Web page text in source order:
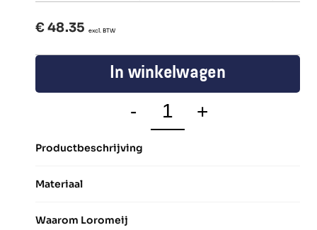
€ 48.35
  excl. BTW
In winkelwagen
- +
Productbeschrijving
Materiaal
Waarom Loromeij